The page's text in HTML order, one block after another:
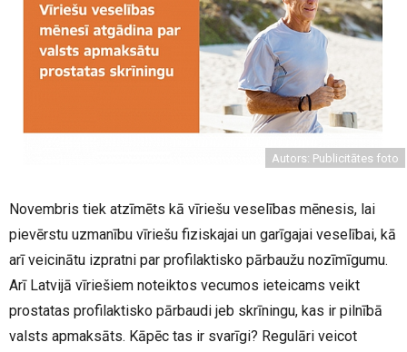
Autors: Publicitātes foto
Novembris tiek atzīmēts kā vīriešu veselības mēnesis, lai
pievērstu uzmanību vīriešu fiziskajai un garīgajai veselībai, kā
arī veicinātu izpratni par profilaktisko pārbaužu nozīmīgumu.
Arī Latvijā vīriešiem noteiktos vecumos ieteicams veikt
prostatas profilaktisko pārbaudi jeb skrīningu, kas ir pilnībā
valsts apmaksāts. Kāpēc tas ir svarīgi? Regulāri veicot